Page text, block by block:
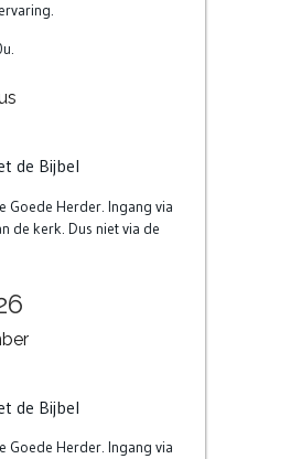
de Bijbel
Goede Herder. Ingang via
de kerk. Dus niet via de
de Bijbel
Goede Herder. Ingang via